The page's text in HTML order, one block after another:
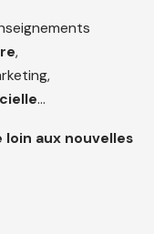
,
…
aux nouvelles